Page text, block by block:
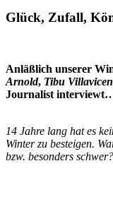
Glück, Zufall,
Anläßlich unserer
Arnold, Tibu
Journalist
14 Jahre lang hat es
Winter zu besteigen.
bzw. besonders schwer?